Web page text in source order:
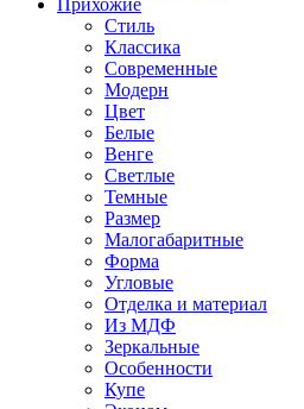
Прихожие
Стиль
Классика
Современные
Модерн
Цвет
Белые
Венге
Светлые
Темные
Размер
Малогабаритные
Форма
Угловые
Отделка и материал
Из МДФ
Зеркальные
Особенности
Купе